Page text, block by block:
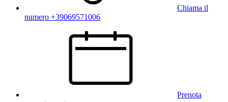
Chiama il
numero +39069571006
Prenota